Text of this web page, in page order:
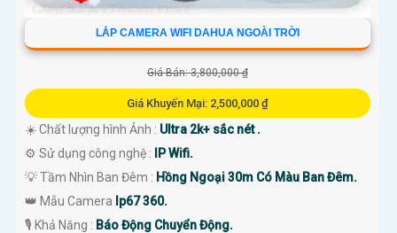
LẮP CAMERA WIFI DAHUA NGOÀI TRỜI
Giá Bán: 3,800,000 ₫
Giá Khuyến Mại: 2,500,000 ₫
☀️ Chất lượng hình Ảnh : Ultra 2k+ sắc nét .
⚙ Sử dụng công nghệ :
IP Wifi.
💡 Tầm Nhìn Ban Đêm : Hồng Ngoại 30m Có Màu Ban Đêm.
👑 Mẫu Camera Ip67 360.
️🎙 Khả Năng : Báo Động Chuyển Động.